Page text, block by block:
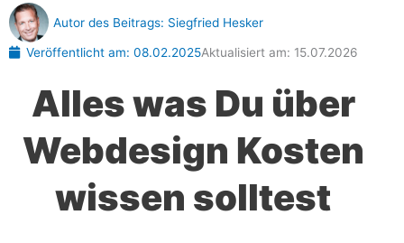
Autor des Beitrags: Siegfried Hesker
Veröffentlicht am: 08.02.2025Aktualisiert am: 15.07.2026
Alles was Du über
Webdesign Kosten
wissen solltest